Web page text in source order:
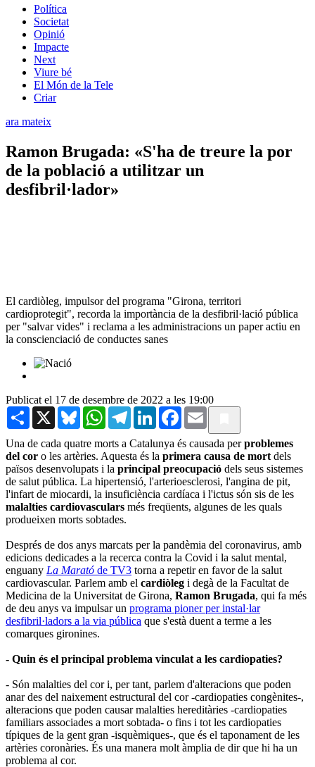
Política
Societat
Opinió
Impacte
Next
Viure bé
El Món de la Tele
Criar
ara mateix
Ramon Brugada: «S'ha de treure la por
de la població a utilitzar un
desfibril·lador»
El cardiòleg, impulsor del programa "Girona, territori
cardioprotegit", recorda la importància de la desfibril·lació pública
per "salvar vides" i reclama a les administracions un paper actiu en
la conscienciació de conductes sanes
Publicat el 17 de desembre de 2022 a les 19:00
Share X BlueskyWhatsAppTelegramLinkedInFacebook
Email
Una de cada quatre morts a Catalunya és causada perproblemes
del cor o les artèries. Aquesta és la primera causa de mort dels
països desenvolupats i la principal preocupació dels seus sistemes
de salut pública. La hipertensió, l'arterioesclerosi, l'angina de pit,
l'infart de miocardi, la insuficiència cardíaca i l'ictus són sis de les
malalties cardiovasculars més freqüents, algunes de les quals
produeixen morts sobtades.
Després de dos anys marcats per la pandèmia del coronavirus, amb
edicions dedicades a la recerca contra la Covid i la salut mental,
enguany La Marató de TV3 torna a repetir en favor de la salut
cardiovascular. Parlem amb el cardiòleg i degà de la Facultat de
Medicina de la Universitat de Girona, Ramon Brugada, qui fa més
de deu anys va impulsar un programa pioner per instal·lar
desfibril·ladors a la via pública que s'està duent a terme a les
comarques gironines.
- Quin és el principal problema vinculat a les cardiopaties?
- Són malalties del cor i, per tant, parlem d'alteracions que poden
anar des del naixement estructural del cor -cardiopaties congènites-,
alteracions que poden causar malalties hereditàries -cardiopaties
familiars associades a mort sobtada- o fins i tot les cardiopaties
típiques de la gent gran -isquèmiques-, que és el taponament de les
artèries coronàries. És una manera molt àmplia de dir que hi ha un
problema al cor.